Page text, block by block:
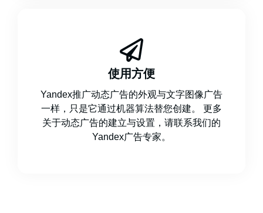
使用方便
Yandex推广动态广告的外观与文字图像广告
一样，只是它通过机器算法替您创建。 更多
关于动态广告的建立与设置，请联系我们的
Yandex广告专家。